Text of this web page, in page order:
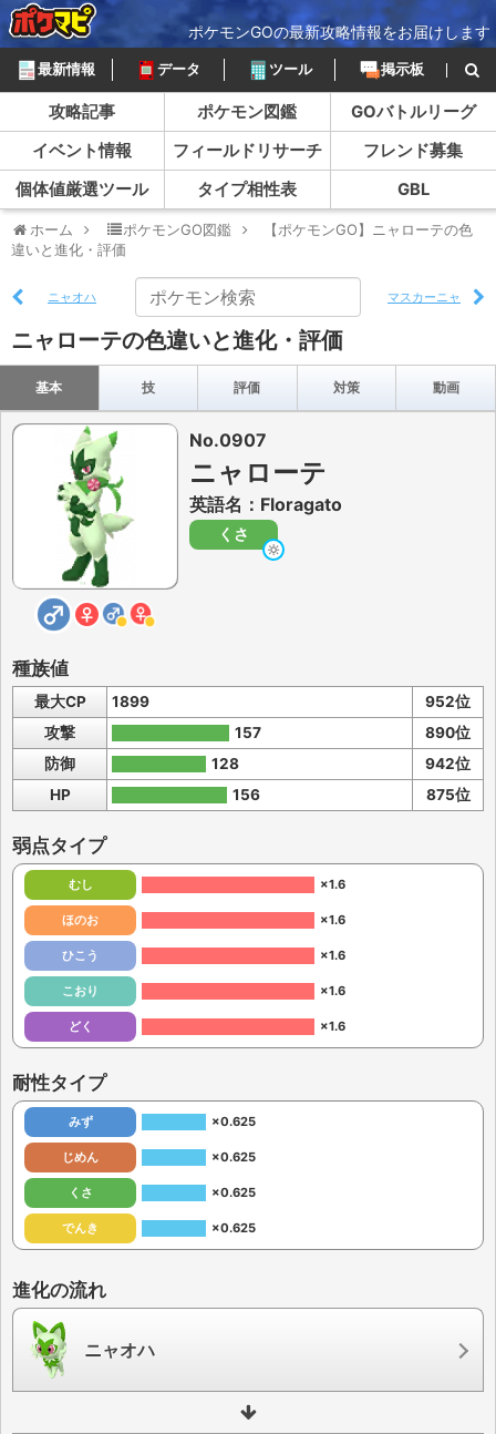
ポケモンGOの最新攻略情報をお届けします
最新情報 データ ツール 掲示板
攻略記事 ポケモン図鑑
GOバトルリーグ
イベント情報
フィールドリサーチ
フレンド募集
個体値厳選ツール
タイプ相性表 GBL
ホーム ポケモンGO図鑑
【ポケモンGO】ニャローテの色
違いと進化・評価
ニャオハ マスカーニャ
ニャローテの色違いと進化・評価
基本 技 評価 対策 動画
No.0907
ニャローテ
英語名：Floragato
くさ
種族値
最大CP 1899
952位
攻撃
157
890位
防御
128
942位
HP
156 875位
弱点タイプ
むし ×1.6
ほのお ×1.6
ひこう ×1.6
こおり ×1.6
どく ×1.6
耐性タイプ
みず ×0.625
じめん ×0.625
くさ ×0.625
でんき ×0.625
進化の流れ
ニャオハ